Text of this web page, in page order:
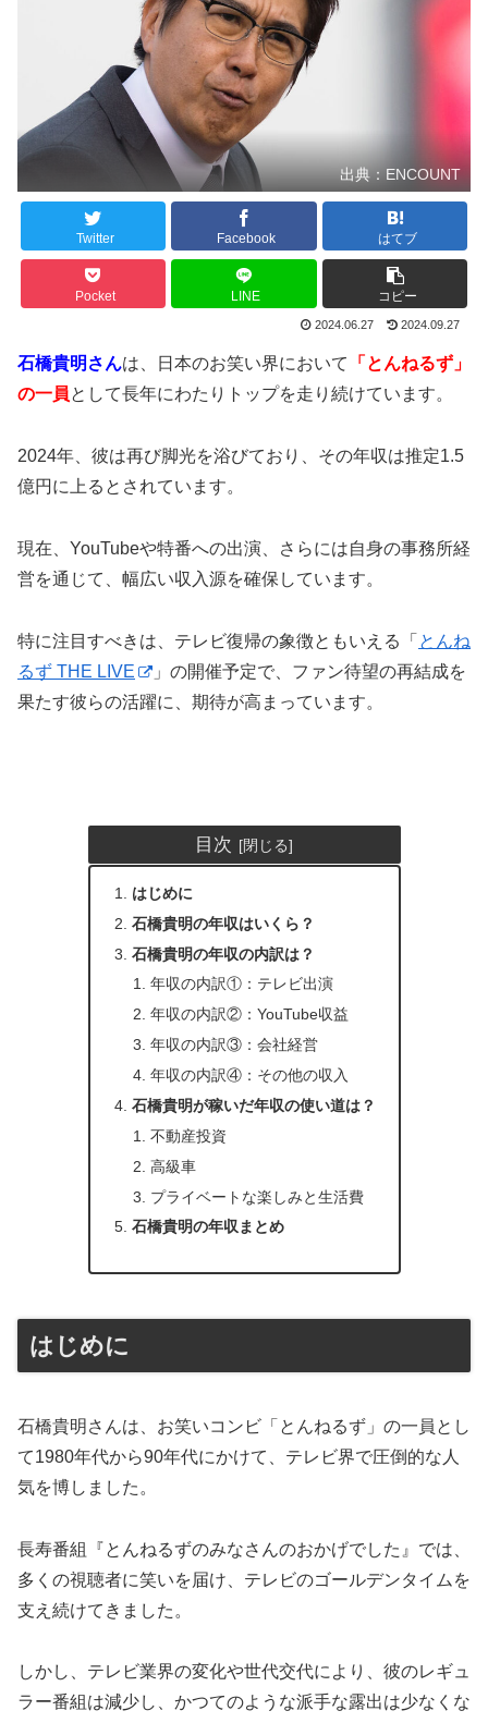
出典：ENCOUNT
Twitter Facebook はてブ
Pocket LINE コピー
2024.06.27 2024.09.27
石橋貴明さんは、日本のお笑い界において
「とんねるず」
の一員として長年にわたりトップを走り続けています。
2024年、彼は再び脚光を浴びており、その年収は推定1.5
億円に上るとされています。
現在、YouTubeや特番への出演、さらには自身の事務所経
営を通じて、幅広い収入源を確保しています。
特に注目すべきは、テレビ復帰の象徴ともいえる「 とんね
るず THE LIVE
」の開催予定で、ファン待望の再結成を
果たす彼らの活躍に、期待が高まっています。
目次
はじめに
石橋貴明の年収はいくら？
石橋貴明の年収の内訳は？
年収の内訳①：テレビ出演
年収の内訳②：YouTube収益
年収の内訳③：会社経営
年収の内訳④：その他の収入
石橋貴明が稼いだ年収の使い道は？
不動産投資
高級車
プライベートな楽しみと生活費
石橋貴明の年収まとめ
はじめに
石橋貴明さんは、お笑いコンビ「とんねるず」の一員とし
て1980年代から90年代にかけて、テレビ界で圧倒的な人
気を博しました。
長寿番組『とんねるずのみなさんのおかげでした』では、
多くの視聴者に笑いを届け、テレビのゴールデンタイムを
支え続けてきました。
しかし、テレビ業界の変化や世代交代により、彼のレギュ
ラー番組は減少し、かつてのような派手な露出は少なくな